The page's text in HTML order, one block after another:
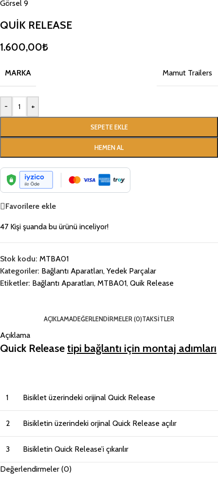
QUIK RELEASE
1.600,00₺
MARKA Mamut Trailers
- +
SEPETE EKLE
HEMEN AL
Favorilere ekle
47 Kişi şuanda bu ürünü inceliyor!
Stok kodu: MTBA01
Kategoriler: Bağlantı Aparatları, Yedek Parçalar
Etiketler: Bağlantı Aparatları, MTBA01, Quik Release
AÇIKLAMADEĞERLENDIRMELER (0)TAKSITLER
Açıklama
Quick Releasetipi bağlantı için montaj adımları
1 Bisiklet üzerindeki orijinal Quick Release
2 Bisikletin üzerindeki orjinal Quick Release açılır
3 Bisikletin Quick Release’i çıkarılır
4 Römork ile birlikte gönderilen Mamut Quick Release
Değerlendirmeler (0)